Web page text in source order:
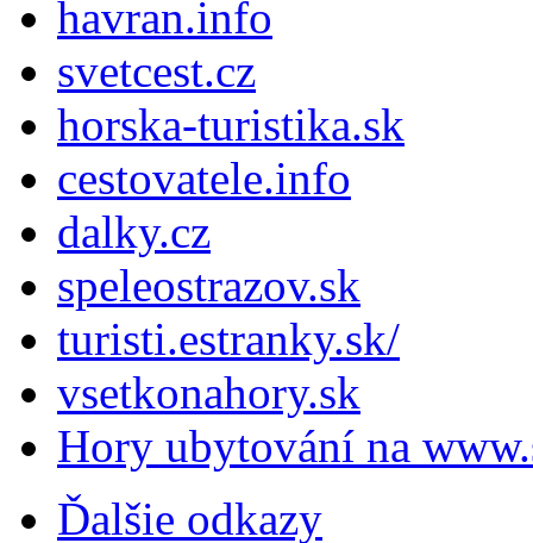
havran.info
svetcest.cz
horska-turistika.sk
cestovatele.info
dalky.cz
speleostrazov.sk
turisti.estranky.sk/
vsetkonahory.sk
Hory ubytování na
Ďalšie odkazy